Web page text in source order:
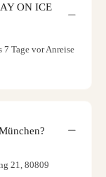
ON ICE
Tage vor Anreise
21, 80809